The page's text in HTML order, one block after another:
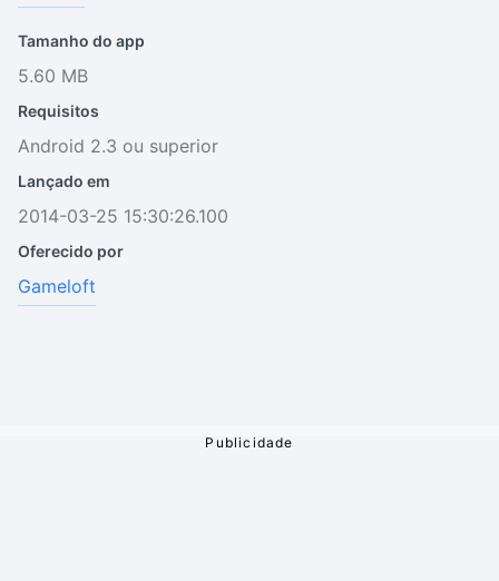
Tamanho do app
5.60 MB
Requisitos
Android 2.3 ou superior
Lançado em
2014-03-25 15:30:26.100
Oferecido por
Gameloft